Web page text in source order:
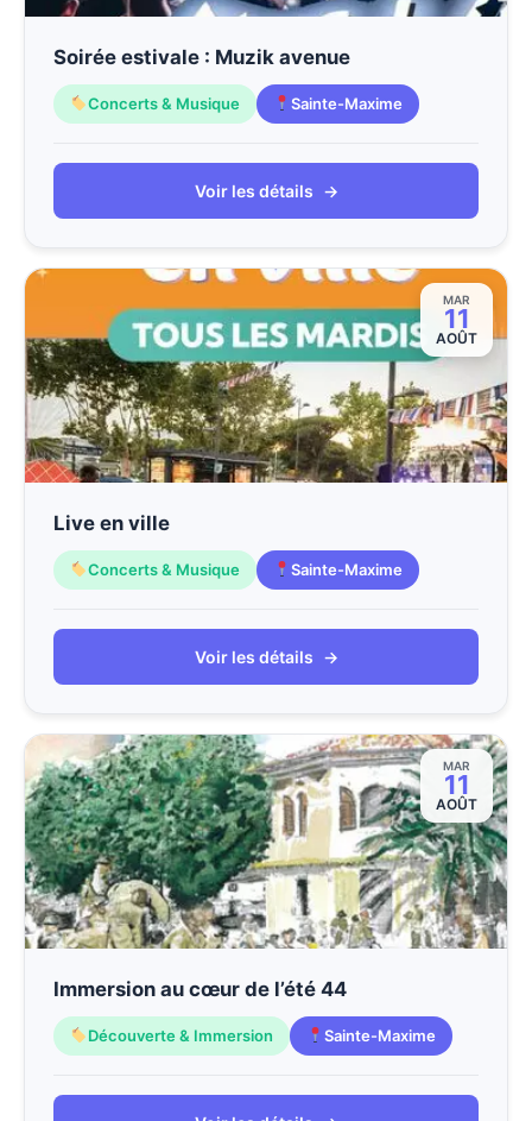
Soirée estivale : Muzik avenue
Concerts & Musique Sainte-Maxime
Voir les détails →
MAR
11
AOÛT
Live en ville
Concerts & Musique Sainte-Maxime
Voir les détails →
MAR
11
AOÛT
Immersion au cœur de l’été 44
Découverte & Immersion Sainte-Maxime